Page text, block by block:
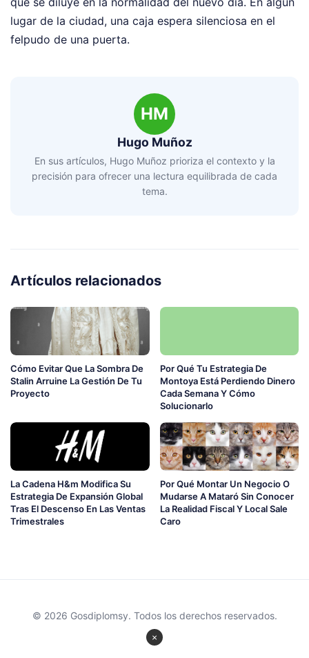
lugar de la ciudad, una caja espera silenciosa en el
felpudo de una puerta.
HM
Hugo Muñoz
En sus artículos, Hugo Muñoz prioriza el contexto y la
precisión para ofrecer una lectura equilibrada de cada
tema.
Artículos relacionados
Cómo Evitar Que La Sombra De
Stalin Arruine La Gestión De Tu
Proyecto
Por Qué Tu Estrategia De
Montoya Está Perdiendo Dinero
Cada Semana Y Cómo
Solucionarlo
La Cadena H&m Modifica Su
Estrategia De Expansión Global
Tras El Descenso En Las Ventas
Trimestrales
Por Qué Montar Un Negocio O
Mudarse A Mataró Sin Conocer
La Realidad Fiscal Y Local Sale
Caro
×
© 2026 Gosdiplomsy. Todos los derechos reservados.